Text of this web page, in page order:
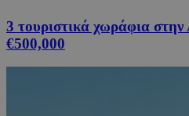
3 τουριστικά χωράφια
€500,000